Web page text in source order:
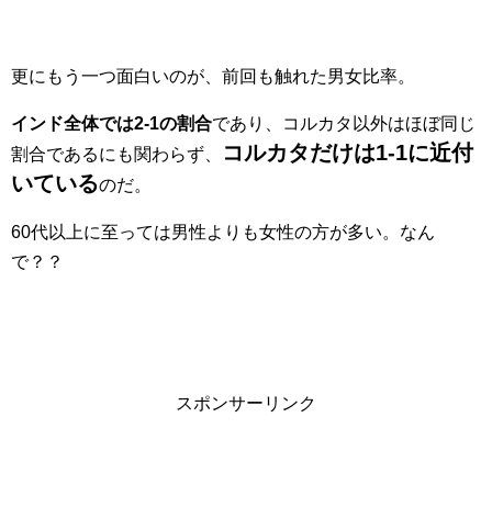
更にもう一つ面白いのが、前回も触れた男女比率。
インド全体では2-1の割合であり、コルカタ以外はほぼ同じ
割合であるにも関わらず、
コルカタだけは1-1に近付
いているのだ。
60代以上に至っては男性よりも女性の方が多い。なん
で？？
スポンサーリンク